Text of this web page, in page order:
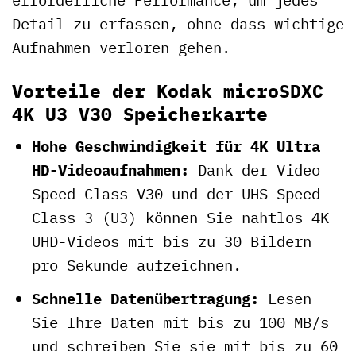
Detail zu erfassen, ohne dass wichtige
Aufnahmen verloren gehen.
Vorteile der Kodak microSDXC
4K U3 V30 Speicherkarte
Hohe Geschwindigkeit für 4K Ultra
HD-Videoaufnahmen: Dank der Video
Speed Class V30 und der UHS Speed
Class 3 (U3) können Sie nahtlos 4K
UHD-Videos mit bis zu 30 Bildern
pro Sekunde aufzeichnen.
Schnelle Datenübertragung:
Lesen
Sie Ihre Daten mit bis zu 100 MB/s
und schreiben Sie sie mit bis zu 60